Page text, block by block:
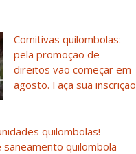
Comitivas quilombolas:
pela promoção de
direitos vão começar em
agosto. Faça sua inscrição
quilombolas!
saneamento quilombola